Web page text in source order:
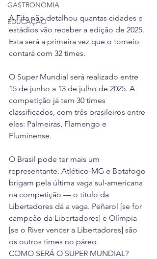
GASTRONOMIA
EDUCAÇÃO
A Fifa não detalhou quantas cidades e
estádios vão receber a edição de 2025.
Esta será a primeira vez que o torneio
contará com 32 times.
O Super Mundial será realizado entre
15 de junho a 13 de julho de 2025. A
competição já tem 30 times
classificados, com três brasileiros entre
eles: Palmeiras, Flamengo e
Fluminense.
O Brasil pode ter mais um
representante. Atlético-MG e Botafogo
brigam pela última vaga sul-americana
na competição — o título da
Libertadores dá a vaga. Peñarol [se for
campeão da Libertadores] e Olímpia
[se o River vencer a Libertadores] são
os outros times no páreo.
COMO SERÁ O SUPER MUNDIAL?